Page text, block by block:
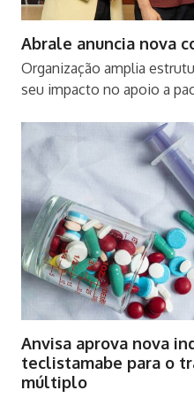
Abrale anuncia nova
Organização amplia
seu impacto no apoio a
Anvisa aprova nova
teclistamabe para o
múltiplo